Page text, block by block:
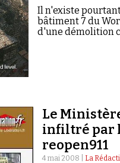
Il n'existe
bâtiment 7 du
d'une démolition
Le
infiltré par
reopen911
4 mai 2008 | La